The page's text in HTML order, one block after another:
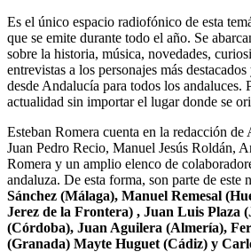
Es el único espacio radiofónico de esta
que se emite durante todo el año. Se
sobre la historia, música, novedades,
entrevistas a los personajes más
desde Andalucía para todos los andaluces.
actualidad sin importar el lugar donde se
Esteban Romera cuenta en la redacción
Juan Pedro Recio, Manuel Jesús Roldán,
Romera y un amplio elenco de
andaluza. De esta forma, son parte de este
Sánchez (Málaga), Manuel Remesal
Jerez de la Frontera) , Juan Luis Plaza
(Córdoba), Juan Aguilera (Almería),
(Granada) Mayte Huguet (Cádiz) y